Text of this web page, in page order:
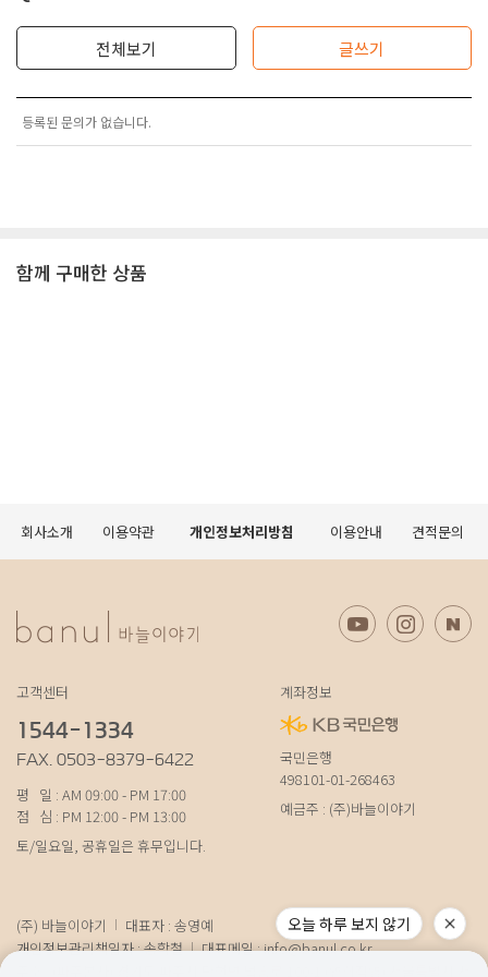
전체보기 글쓰기
등록된 문의가 없습니다.
함께 구매한 상품
회사소개 이용약관 개인정보처리방침 이용안내 견적문의
고객센터
1544-1334
FAX. 0503-8379-6422
평 일 : AM 09:00 - PM 17:00
점 심 : PM 12:00 - PM 13:00
토/일요일, 공휴일은 휴무입니다.
계좌정보
국민은행
498101-01-268463
예금주 : (주)바늘이야기
(주) 바늘이야기
대표자 : 송영예
개인정보관리책임자 : 송학철
대표메일 :info@banul.co.kr
오늘 하루 보지 않기